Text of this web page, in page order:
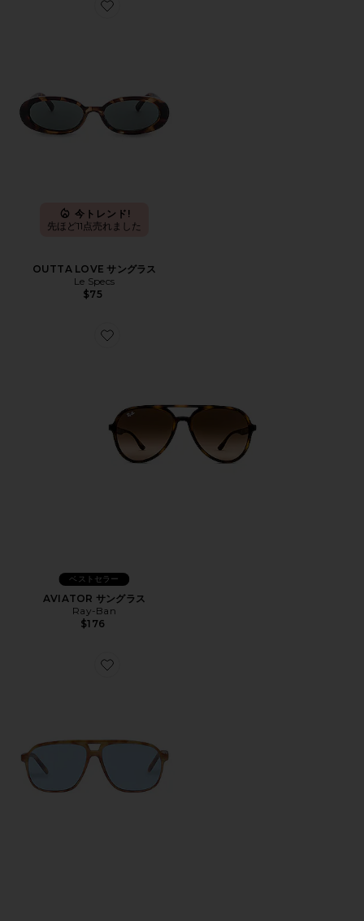
Favorite OUTTA LOVE サングラス
今トレンド!
先ほど11点売れました
OUTTA LOVE サングラス
Le Specs
$75
Favorite AVIATOR サングラス
ベストセラー
AVIATOR サングラス
Ray-Ban
$176
Favorite MONOCEROS サングラス